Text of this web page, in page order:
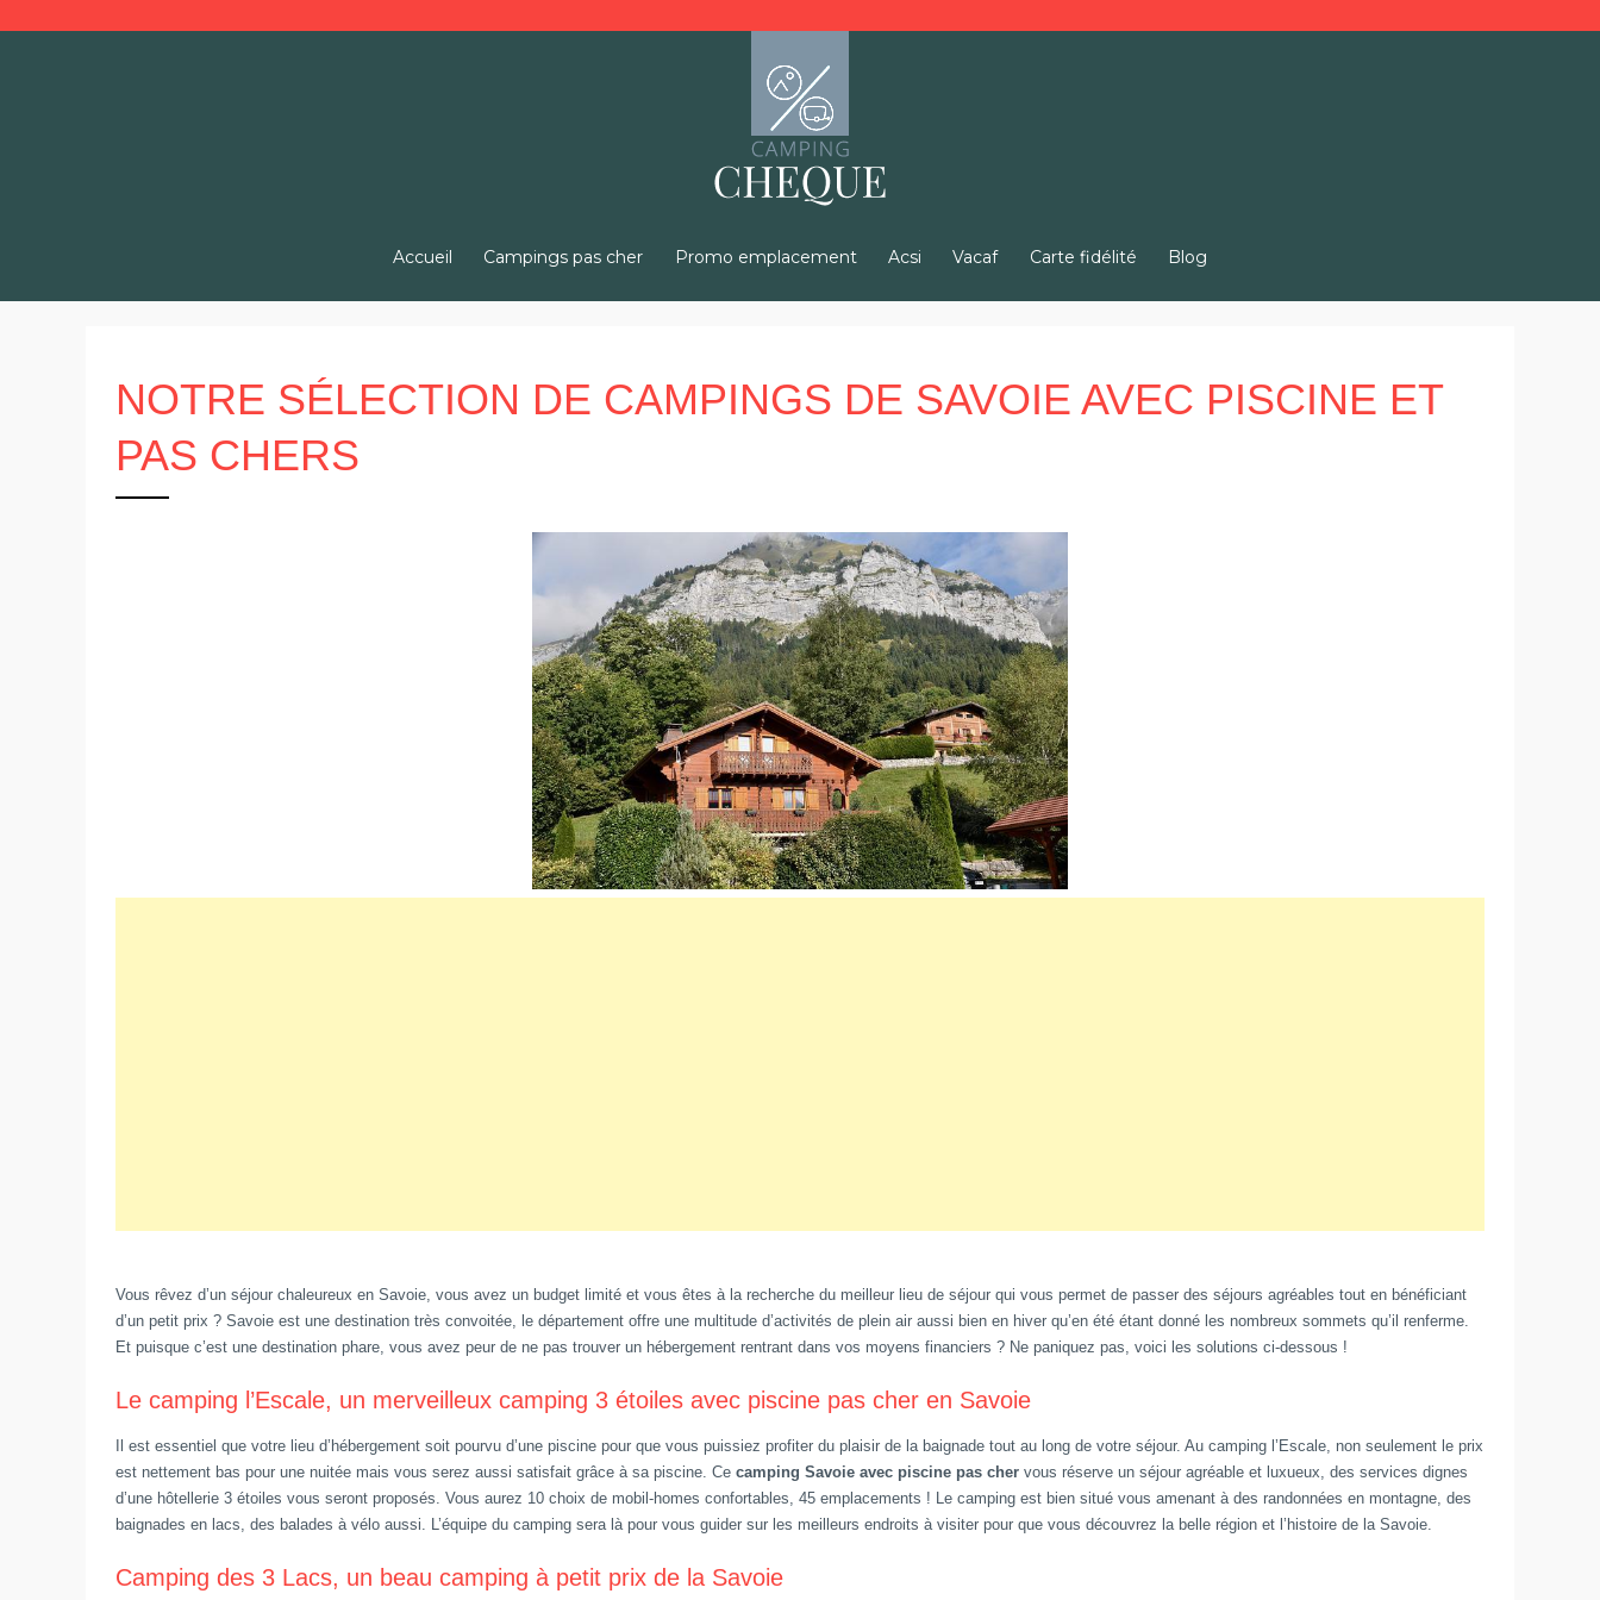
Accueil Campings pas cher Promo emplacement Acsi Vacaf Carte fidélité Blog
NOTRE SÉLECTION DE CAMPINGS DE SAVOIE AVEC PISCINE ET
PAS CHERS
Vous rêvez d’un séjour chaleureux en Savoie, vous avez un budget limité et vous êtes à la recherche du meilleur lieu de séjour qui vous permet de passer des séjours agréables tout en bénéficiant
d’un petit prix ? Savoie est une destination très convoitée, le département offre une multitude d’activités de plein air aussi bien en hiver qu’en été étant donné les nombreux sommets qu’il renferme.
Et puisque c’est une destination phare, vous avez peur de ne pas trouver un hébergement rentrant dans vos moyens financiers ? Ne paniquez pas, voici les solutions ci-dessous !
Le camping l’Escale, un merveilleux camping 3 étoiles avec piscine pas cher en Savoie
Il est essentiel que votre lieu d’hébergement soit pourvu d’une piscine pour que vous puissiez profiter du plaisir de la baignade tout au long de votre séjour. Au camping l’Escale, non seulement le prix
est nettement bas pour une nuitée mais vous serez aussi satisfait grâce à sa piscine. Ce camping Savoie avec piscine pas cher vous réserve un séjour agréable et luxueux, des services dignes
d’une hôtellerie 3 étoiles vous seront proposés. Vous aurez 10 choix de mobil-homes confortables, 45 emplacements ! Le camping est bien situé vous amenant à des randonnées en montagne, des
baignades en lacs, des balades à vélo aussi. L’équipe du camping sera là pour vous guider sur les meilleurs endroits à visiter pour que vous découvrez la belle région et l’histoire de la Savoie.
Camping des 3 Lacs, un beau camping à petit prix de la Savoie